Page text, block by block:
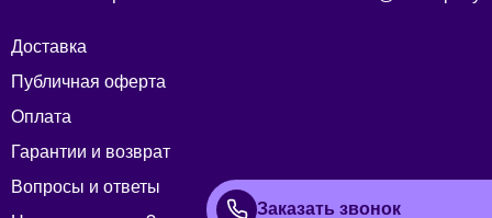
Доставка
Публичная оферта
Оплата
Гарантии и возврат
Вопросы и ответы
Заказать звонок